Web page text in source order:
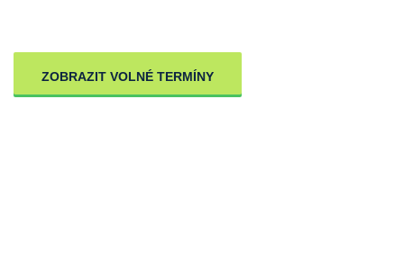
ZOBRAZIT VOLNÉ TERMÍNY